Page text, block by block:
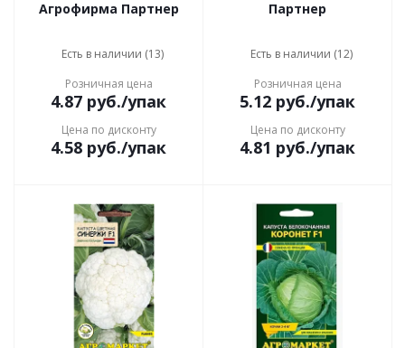
Агрофирма Партнер
Есть в наличии (13)
Розничная цена
4.87 руб./упак
Цена по дисконту
4.58 руб./упак
Партнер
Есть в наличии (12)
Розничная цена
5.12 руб./упак
Цена по дисконту
4.81 руб./упак